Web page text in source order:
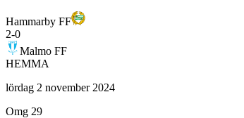
Hammarby FF
2-0
Malmo FF
HEMMA
lördag 2 november 2024
Omg 29